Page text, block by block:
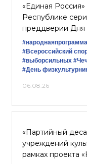
«Единая
Республике
преддверии Дня
#народнаяпрограмма
#Всероссийский
#выборсильных
#День
06.08.26
«Партийный
учреждений
рамках проекта